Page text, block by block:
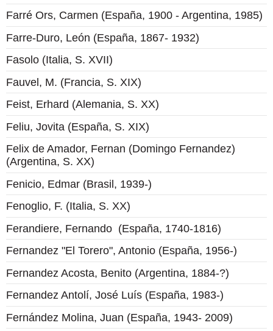
Farré Ors, Carmen (España, 1900 - Argentina, 1985)
Farre-Duro, León (España, 1867- 1932)
Fasolo (Italia, S. XVII)
Fauvel, M. (Francia, S. XIX)
Feist, Erhard (Alemania, S. XX)
Feliu, Jovita (España, S. XIX)
Felix de Amador, Fernan (Domingo Fernandez)
(Argentina, S. XX)
Fenicio, Edmar (Brasil, 1939-)
Fenoglio, F. (Italia, S. XX)
Ferandiere, Fernando ​ (España, 1740-1816)
Fernandez "El Torero", Antonio (España, 1956-)
Fernandez Acosta, Benito (Argentina, 1884-?)
Fernandez Antolí, José Luís (España, 1983-)
Fernández Molina, Juan (España, 1943- 2009)